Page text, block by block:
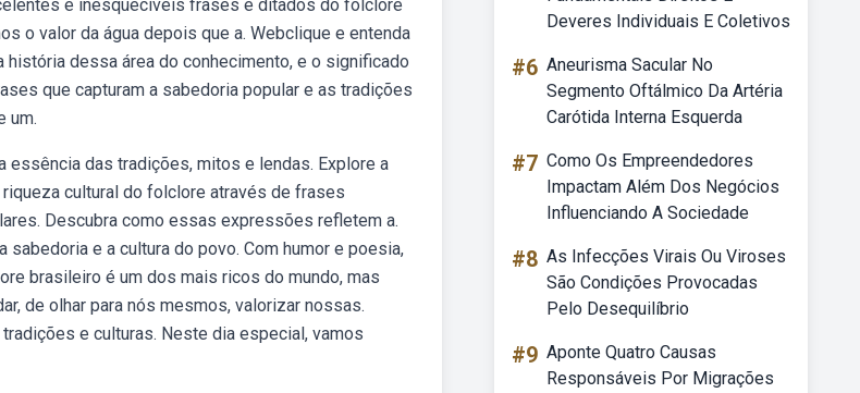
e inesquecíveis frases e ditados do folclore
o valor da água depois que a. Webclique e entenda
dessa área do conhecimento, e o significado
que capturam a sabedoria popular e as tradições
um.
essência das tradições, mitos e lendas. Explore a
cultural do folclore através de frases
Descubra como essas expressões refletem a.
e a cultura do povo. Com humor e poesia,
brasileiro é um dos mais ricos do mundo, mas
de olhar para nós mesmos, valorizar nossas.
e culturas. Neste dia especial, vamos
Deveres Individuais E Coletivos
#6 Aneurisma Sacular No
Segmento Oftálmico Da Artéria
Carótida Interna Esquerda
#7 Como Os Empreendedores
Impactam Além Dos Negócios
Influenciando A Sociedade
#8 As Infecções Virais Ou Viroses
São Condições Provocadas
Pelo Desequilíbrio
#9 Aponte Quatro Causas
Responsáveis Por Migrações